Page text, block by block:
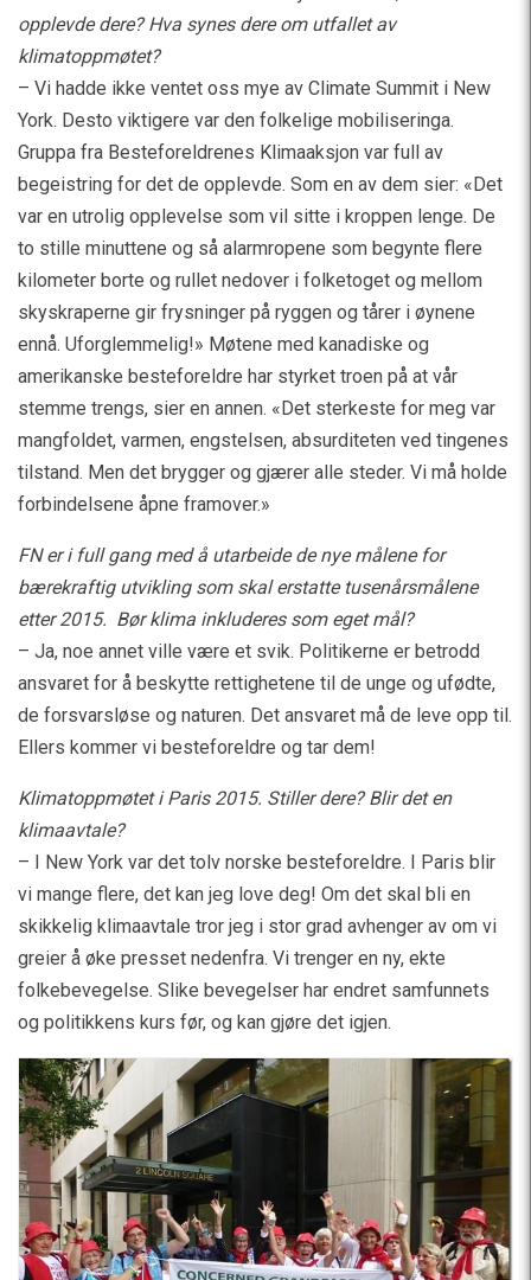
opplevde dere? Hva synes dere om utfallet av
klimatoppmøtet?
– Vi hadde ikke ventet oss mye av Climate Summit i New
York. Desto viktigere var den folkelige mobiliseringa.
Gruppa fra Besteforeldrenes Klimaaksjon var full av
begeistring for det de opplevde. Som en av dem sier: «Det
var en utrolig opplevelse som vil sitte i kroppen lenge. De
to stille minuttene og så alarmropene som begynte flere
kilometer borte og rullet nedover i folketoget og mellom
skyskraperne gir frysninger på ryggen og tårer i øynene
ennå. Uforglemmelig!» Møtene med kanadiske og
amerikanske besteforeldre har styrket troen på at vår
stemme trengs, sier en annen. «Det sterkeste for meg var
mangfoldet, varmen, engstelsen, absurditeten ved tingenes
tilstand. Men det brygger og gjærer alle steder. Vi må holde
forbindelsene åpne framover.»
FN er i full gang med å utarbeide de nye målene for
bærekraftig utvikling som skal erstatte tusenårsmålene
etter 2015. Bør klima inkluderes som eget mål?
– Ja, noe annet ville være et svik. Politikerne er betrodd
ansvaret for å beskytte rettighetene til de unge og ufødte,
de forsvarsløse og naturen. Det ansvaret må de leve opp til.
Ellers kommer vi besteforeldre og tar dem!
Klimatoppmøtet i Paris 2015. Stiller dere? Blir det en
klimaavtale?
– I New York var det tolv norske besteforeldre. I Paris blir
vi mange flere, det kan jeg love deg! Om det skal bli en
skikkelig klimaavtale tror jeg i stor grad avhenger av om vi
greier å øke presset nedenfra. Vi trenger en ny, ekte
folkebevegelse. Slike bevegelser har endret samfunnets
og politikkens kurs før, og kan gjøre det igjen.